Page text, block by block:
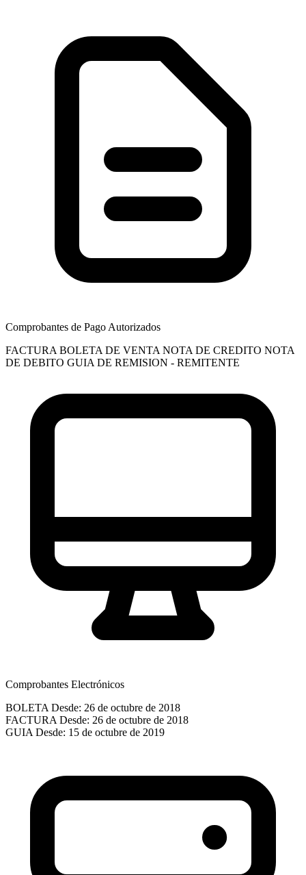
Comprobantes de Pago Autorizados
FACTURA BOLETA DE VENTA NOTA DE CREDITO NOTA
DE DEBITO GUIA DE REMISION - REMITENTE
Comprobantes Electrónicos
BOLETA Desde: 26 de octubre de 2018
FACTURA Desde: 26 de octubre de 2018
GUIA Desde: 15 de octubre de 2019